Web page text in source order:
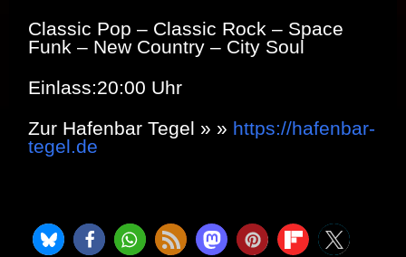
Classic Pop – Classic Rock – Space
Funk – New Country – City Soul
Einlass:20:00 Uhr
Zur Hafenbar Tegel » » https://hafenbar-
tegel.de